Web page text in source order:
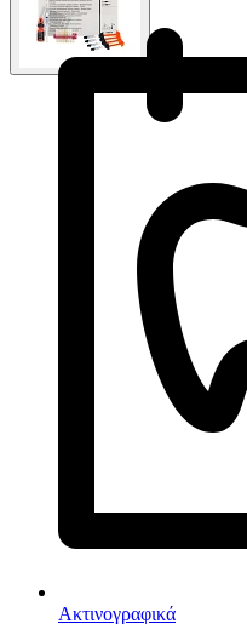
Ακτινογραφικά